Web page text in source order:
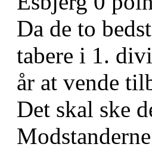
Da de to
tabere i 1.
år at vende
Det skal ske